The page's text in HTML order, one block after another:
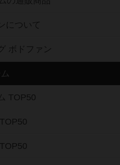
について
ボドファン
TOP50